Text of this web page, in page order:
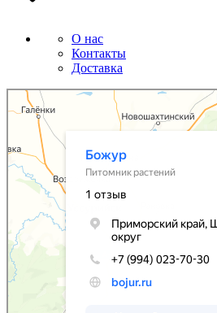
О нас
Контакты
Доставка
Божур
Питомник растений в Приморском крае